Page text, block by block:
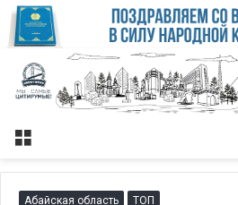
Меню
Абайская область ТОП